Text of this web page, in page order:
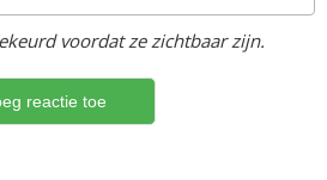
voordat ze zichtbaar zijn.